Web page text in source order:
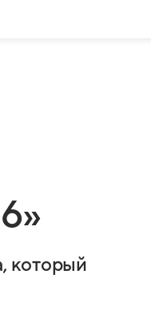
который